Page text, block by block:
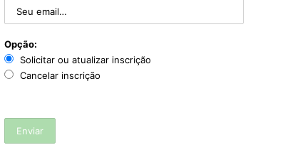
Opção:
Solicitar ou atualizar inscrição
Cancelar inscrição